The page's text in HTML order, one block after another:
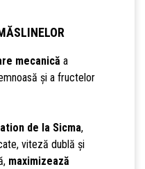
mecanică a
și a fructelor
de la Sicma,
viteză dublă și
maximizează